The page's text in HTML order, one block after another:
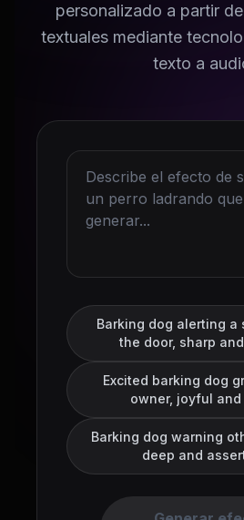
personalizado a partir
textuales mediante
texto a
Barking dog alerting a
the door, sharp
Excited barking dog
owner, joyful
Barking dog warning
deep and